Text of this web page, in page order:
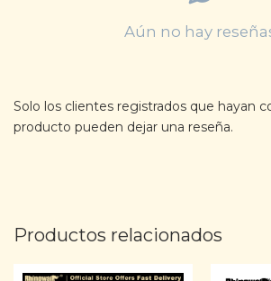
Aún no hay
Solo los clientes registrados que hayan
producto pueden dejar una reseña.
Productos relacionados